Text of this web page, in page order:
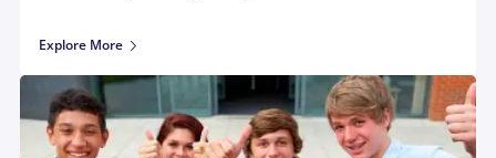
Explore More